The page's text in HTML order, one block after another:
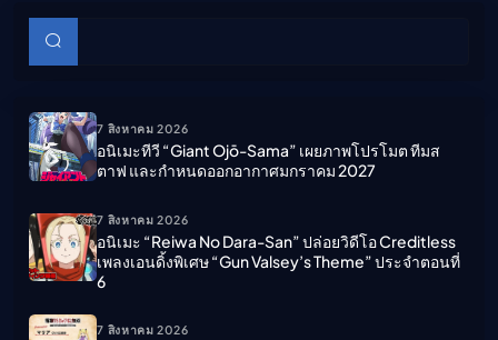
บทความย่อย
7 สิงหาคม 2026
อนิเมะทีวี “Giant Ojō-Sama” เผยภาพโปรโมต ทีมส
ตาฟ และกำหนดออกอากาศมกราคม 2027
7 สิงหาคม 2026
อนิเมะ “Reiwa No Dara-San” ปล่อยวิดีโอ Creditless
เพลงเอนดิ้งพิเศษ “Gun Valsey’s Theme” ประจำตอนที่
6
7 สิงหาคม 2026